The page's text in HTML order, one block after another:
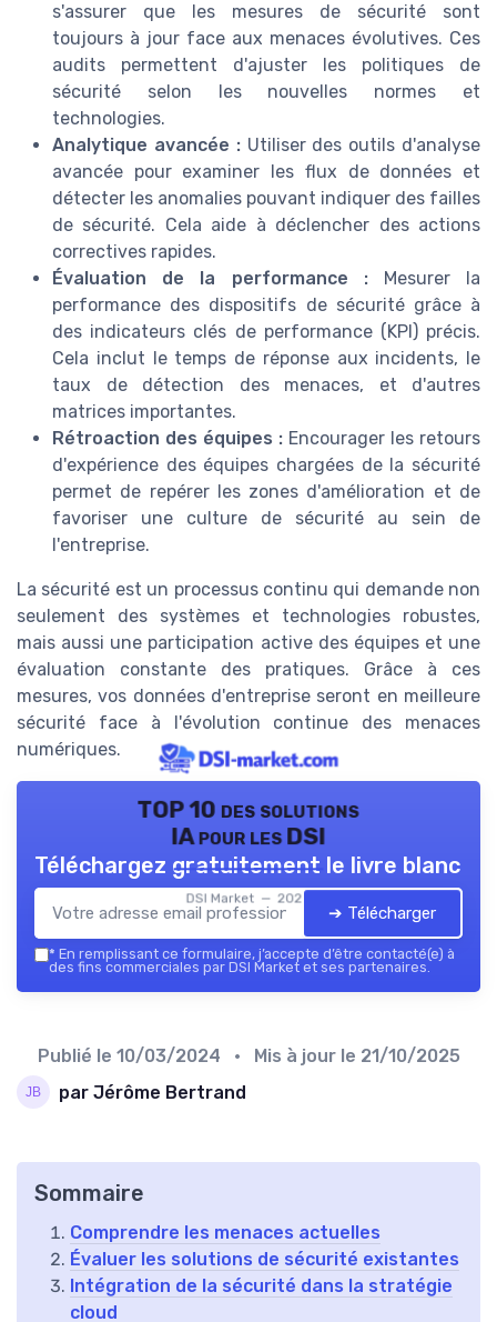
s'assurer que les mesures de sécurité sont
toujours à jour face aux menaces évolutives. Ces
audits permettent d'ajuster les politiques de
sécurité selon les nouvelles normes et
technologies.
Analytique avancée :Utiliser des outils d'analyse
avancée pour examiner les flux de données et
détecter les anomalies pouvant indiquer des failles
de sécurité. Cela aide à déclencher des actions
correctives rapides.
Évaluation de la performance :Mesurer la
performance des dispositifs de sécurité grâce à
des indicateurs clés de performance (KPI) précis.
Cela inclut le temps de réponse aux incidents, le
taux de détection des menaces, et d'autres
matrices importantes.
Rétroaction des équipes : Encourager les retours
d'expérience des équipes chargées de la sécurité
permet de repérer les zones d'amélioration et de
favoriser une culture de sécurité au sein de
l'entreprise.
La sécurité est un processus continu qui demande non
seulement des systèmes et technologies robustes,
mais aussi une participation active des équipes et une
évaluation constante des pratiques. Grâce à ces
mesures, vos données d'entreprise seront en meilleure
sécurité face à l'évolution continue des menaces
numériques.
TOP 10 des solutions
IA pour les DSI
DSI Market — 2026
Téléchargez gratuitement le livre blanc
➔ Télécharger
* En remplissant ce formulaire, j’accepte d’être contacté(e) à
des fins commerciales par DSI Market et ses partenaires.
Publié le 10/03/2024 • Mis à jour le 21/10/2025
par Jérôme Bertrand
Sommaire
Comprendre les menaces actuelles
Évaluer les solutions de sécurité existantes
Intégration de la sécurité dans la stratégie
cloud